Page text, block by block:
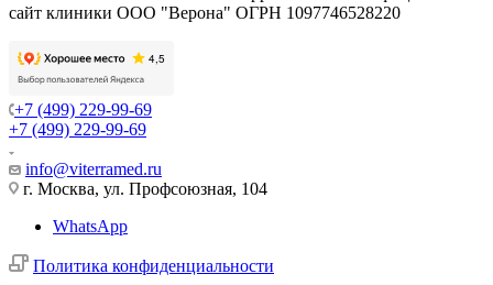
сайт клиники ООО "Верона" ОГРН 1097746528220
+7 (499) 229-99-69
+7 (499) 229-99-69
info@viterramed.ru
г. Москва, ул. Профсоюзная, 104
WhatsApp
Политика конфиденциальности